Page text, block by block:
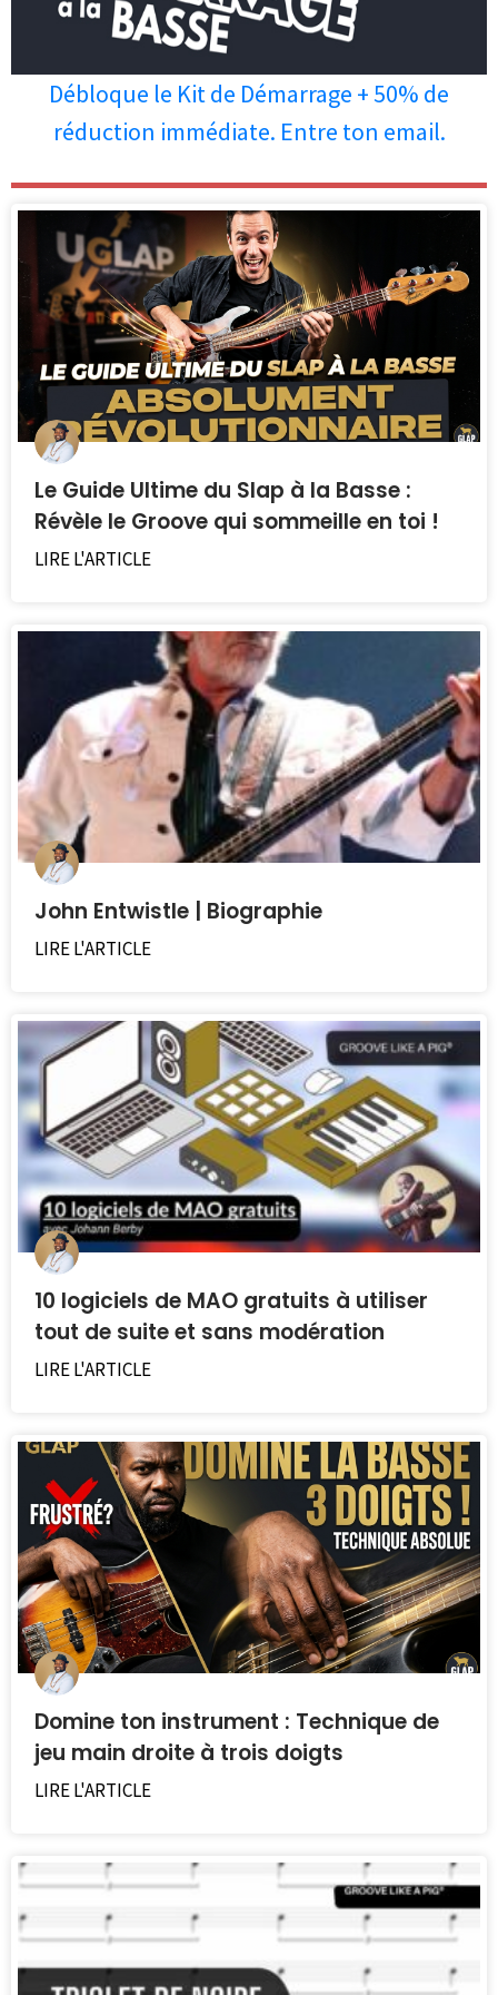
Débloque le Kit de Démarrage + 50% de
réduction immédiate. Entre ton email.
Les personnes qui ont lu cet article
ont aussi apprécié les articles ci-
dessous.
Le Guide Ultime du Slap à la Basse :
Révèle le Groove qui sommeille en toi !
LIRE L'ARTICLE
John Entwistle | Biographie
LIRE L'ARTICLE
10 logiciels de MAO gratuits à utiliser
tout de suite et sans modération
LIRE L'ARTICLE
Domine ton instrument : Technique de
jeu main droite à trois doigts
LIRE L'ARTICLE